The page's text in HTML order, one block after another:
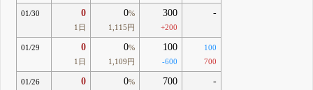
01/30 0
1日
0%
1,115円
300
+200
-
01/29 0
1日
0%
1,109円
100
-600
100
700
01/26 0 0%
700 -